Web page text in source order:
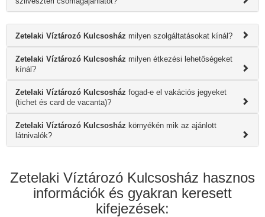
Zetelaki Víztározó Kulcsosház milyen szolgáltatásokat kínál?
Zetelaki Víztározó Kulcsosház milyen étkezési lehetőségeket
kínál?
Zetelaki Víztározó Kulcsosház fogad-e el vakációs jegyeket
(tichet és card de vacanta)?
Zetelaki Víztározó Kulcsosház környékén mik az ajánlott
látnivalók?
Zetelaki Víztározó Kulcsosház hasznos
információk és gyakran keresett
kifejezések: